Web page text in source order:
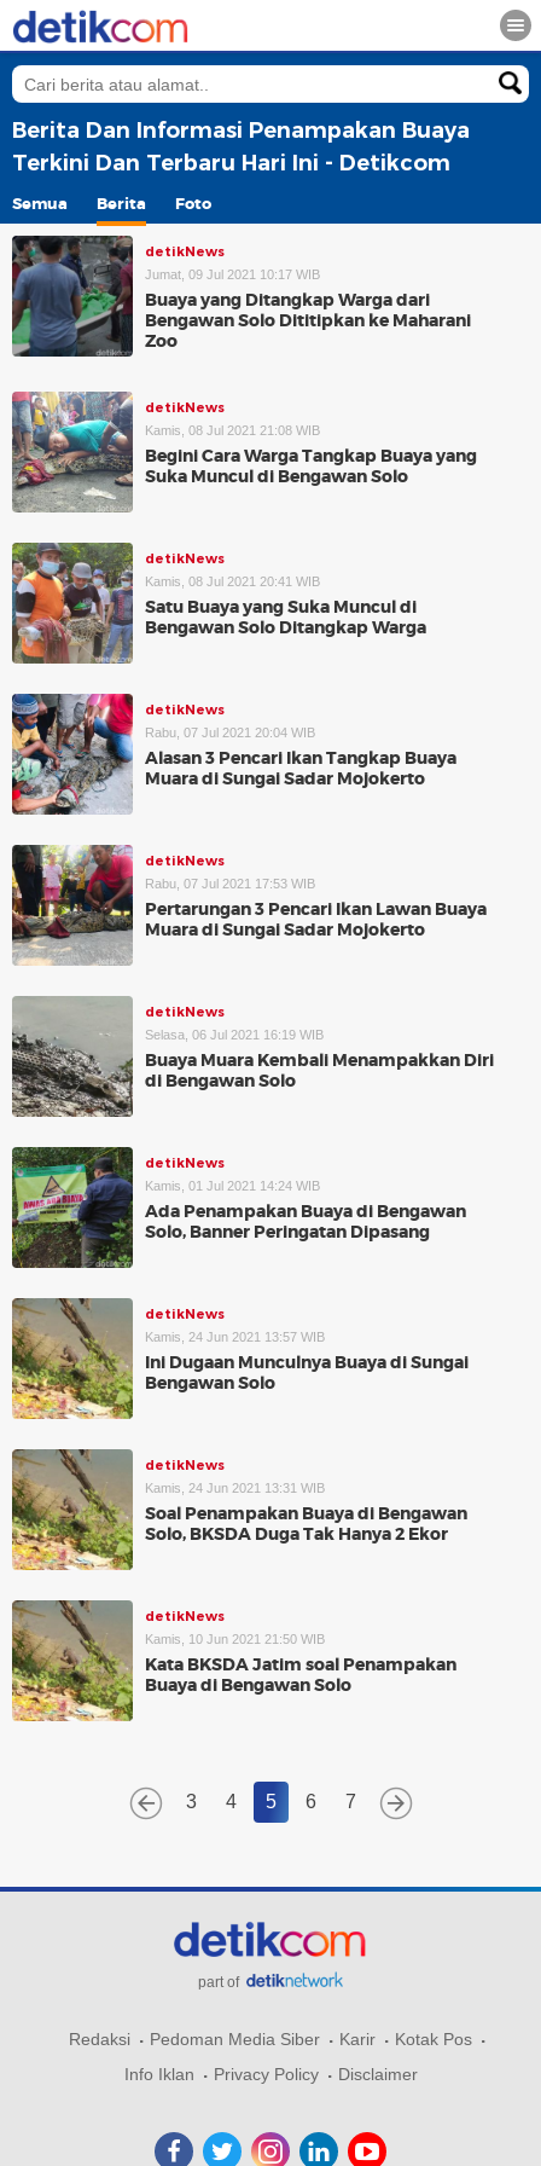
Berita Dan Informasi Penampakan Buaya
Terkini Dan Terbaru Hari Ini - Detikcom
Semua Berita Foto
detikNews
Jumat, 09 Jul 2021 10:17 WIB
Buaya yang Ditangkap Warga dari
Bengawan Solo Dititipkan ke Maharani
Zoo
detikNews
Kamis, 08 Jul 2021 21:08 WIB
Begini Cara Warga Tangkap Buaya yang
Suka Muncul di Bengawan Solo
detikNews
Kamis, 08 Jul 2021 20:41 WIB
Satu Buaya yang Suka Muncul di
Bengawan Solo Ditangkap Warga
detikNews
Rabu, 07 Jul 2021 20:04 WIB
Alasan 3 Pencari Ikan Tangkap Buaya
Muara di Sungai Sadar Mojokerto
detikNews
Rabu, 07 Jul 2021 17:53 WIB
Pertarungan 3 Pencari Ikan Lawan Buaya
Muara di Sungai Sadar Mojokerto
detikNews
Selasa, 06 Jul 2021 16:19 WIB
Buaya Muara Kembali Menampakkan Diri
di Bengawan Solo
detikNews
Kamis, 01 Jul 2021 14:24 WIB
Ada Penampakan Buaya di Bengawan
Solo, Banner Peringatan Dipasang
detikNews
Kamis, 24 Jun 2021 13:57 WIB
Ini Dugaan Munculnya Buaya di Sungai
Bengawan Solo
detikNews
Kamis, 24 Jun 2021 13:31 WIB
Soal Penampakan Buaya di Bengawan
Solo, BKSDA Duga Tak Hanya 2 Ekor
detikNews
Kamis, 10 Jun 2021 21:50 WIB
Kata BKSDA Jatim soal Penampakan
Buaya di Bengawan Solo
3 4 5 6 7
part of
Redaksi Pedoman Media Siber Karir
Kotak Pos
Info Iklan
Privacy Policy Disclaimer